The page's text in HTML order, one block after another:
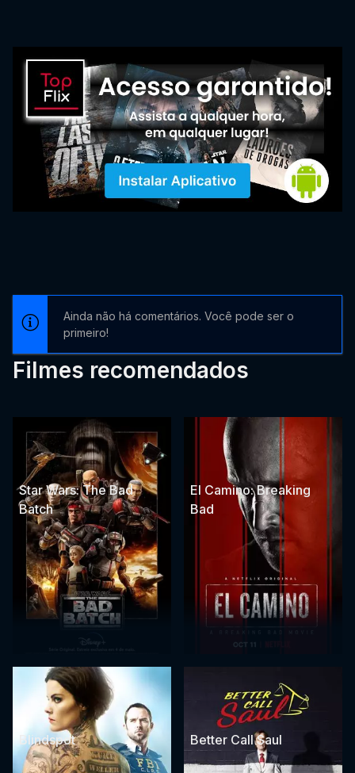
Ainda não há comentários. Você pode ser o
primeiro!
Filmes recomendados
Star Wars: The Bad
Batch
El Camino: Breaking
Bad
Blindspot Better Call Saul